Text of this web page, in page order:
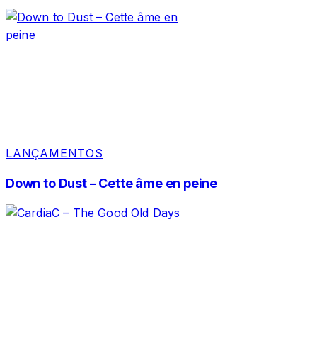
LANÇAMENTOS
Down to Dust – Cette âme en peine